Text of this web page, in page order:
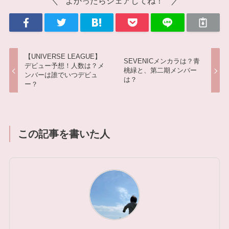
【UNIVERSE LEAGUE】
デビュー予想！人数は？メ
ンバーは誰でいつデビュ
ー？
SEVENICメンカラは？青
桃緑と、第二期メンバー
は？
この記事を書いた人